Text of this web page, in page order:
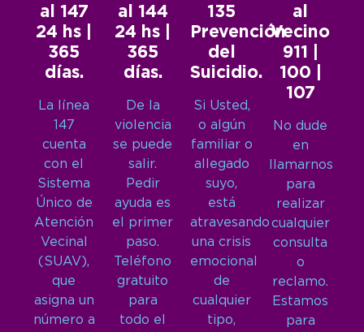
al 147
24 hs |
365
días.
La línea
147
cuenta
con el
Sistema
Único de
Atención
Vecinal
(SUAV),
que
asigna un
número a
al 144
24 hs |
365
días.
De la
violencia
se puede
salir.
Pedir
ayuda es
el primer
paso.
Teléfono
gratuito
para
todo el
135
Prevención
del
Suicidio.
Si Usted,
o algún
familiar o
allegado
suyo,
está
atravesando
una crisis
emocional
de
cualquier
tipo,
al
Vecino
911 |
100 |
107
No dude
en
llamarnos
para
realizar
cualquier
consulta
o
reclamo.
Estamos
para